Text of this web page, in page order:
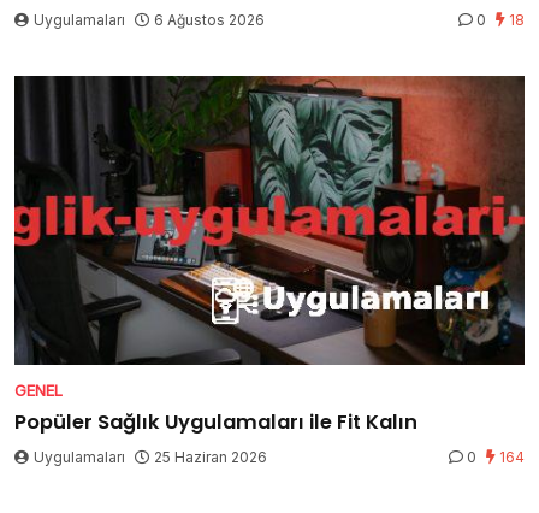
Uygulamaları 6 Ağustos 2026 0 18
GENEL
Popüler Sağlık Uygulamaları ile Fit Kalın
Uygulamaları 25 Haziran 2026 0 164